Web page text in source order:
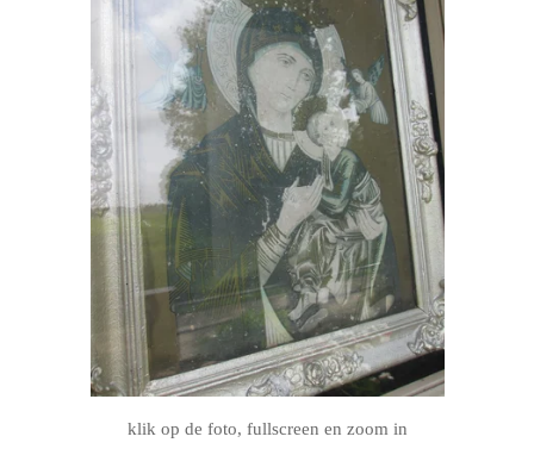
klik op de foto, fullscreen en zoom in